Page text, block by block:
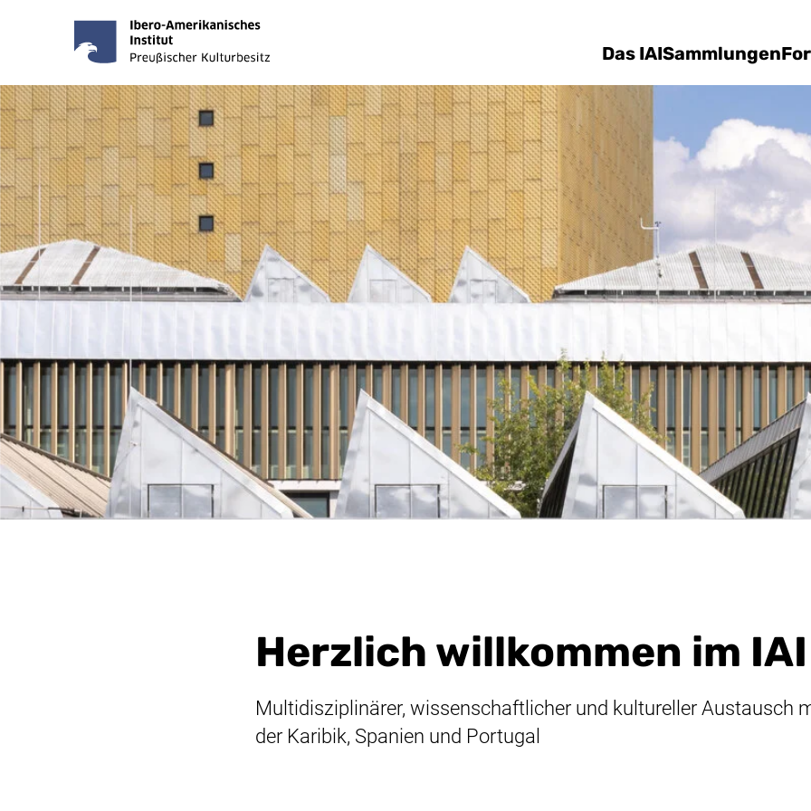
Das IAISammlungen
Herzlich willkommen im IAI
Multidisziplinärer, wissenschaftlicher und kultureller Austausch
der Karibik, Spanien und Portugal